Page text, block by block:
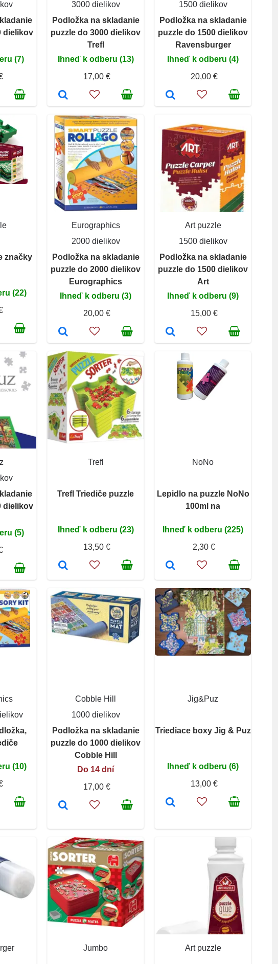
dielikov
(7)
3000 dielikov
Podložka na skladanie
puzzle do 3000 dielikov
Trefl
Ihneď k odberu (13)
17,00 €
1500 dielikov
Podložka na skladanie
puzzle do 1500 dielikov
Ravensburger
Ihneď k odberu (4)
20,00 €
značky
(22)
Eurographics
2000 dielikov
Podložka na skladanie
puzzle do 2000 dielikov
Eurographics
Ihneď k odberu (3)
20,00 €
Art puzzle
1500 dielikov
Podložka na skladanie
puzzle do 1500 dielikov
Art
Ihneď k odberu (9)
15,00 €
dielikov
(5)
Trefl
Trefl Triediče puzzle
Ihneď k odberu (23)
13,50 €
NoNo
Lepidlo na puzzle NoNo
100ml na
Ihneď k odberu (225)
2,30 €
(10)
Cobble Hill
1000 dielikov
Podložka na skladanie
puzzle do 1000 dielikov
Cobble Hill
Do 14 dní
17,00 €
Jig&Puz
Triediace boxy Jig & Puz
Ihneď k odberu (6)
13,00 €
Jumbo Art puzzle